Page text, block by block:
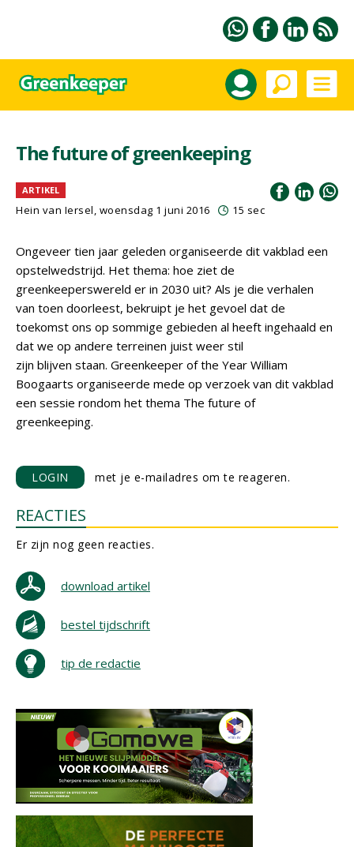
The future of greenkeeping
ARTIKEL
Hein van Iersel, woensdag 1 juni 2016 15 sec
Ongeveer tien jaar geleden organiseerde dit vakblad een
opstelwedstrijd. Het thema: hoe ziet de
greenkeeperswereld er in 2030 uit? Als je die verhalen
van toen doorleest, bekruipt je het gevoel dat de
toekomst ons op sommige gebieden al heeft ingehaald en
dat we op andere terreinen juist weer stil
zijn blijven staan. Greenkeeper of the Year William
Boogaarts organiseerde mede op verzoek van dit vakblad
een sessie rondom het thema The future of
greenkeeping.
LOGIN met je e-mailadres om te reageren.
REACTIES
Er zijn nog geen reacties.
download artikel
bestel tijdschrift
tip de redactie